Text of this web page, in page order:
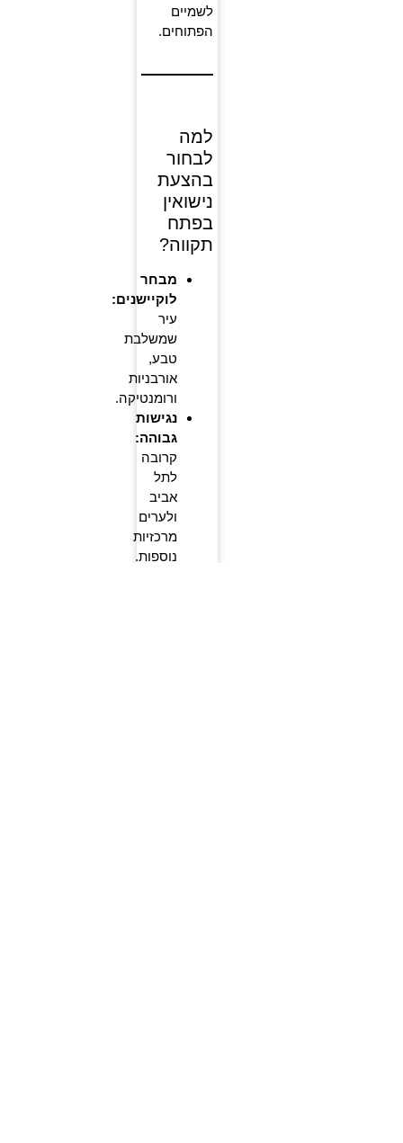
לשמיים
הפתוחים.
למה
לבחור
בהצעת
נישואין
בפתח
תקווה?
מבחר
לוקיישנים:
עיר
שמשלבת
טבע,
אורבניות
ורומנטיקה.
נגישות
גבוהה:
קרובה
לתל
אביב
ולערים
מרכזיות
נוספות.